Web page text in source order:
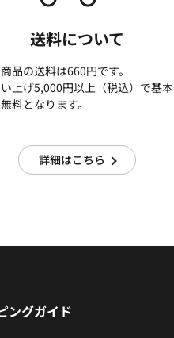
送料について
品の送料は660円です。
上げ5,000円以上（税込）で基本
料となります。
詳細はこちら
ングガイド